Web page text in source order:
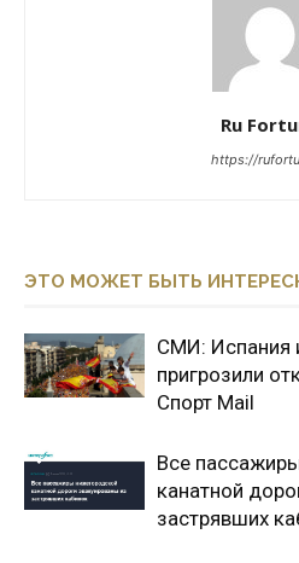
Ru
https://
ЭТО МОЖЕТ БЫТЬ
СМИ: Испания
пригрозили
Спорт Mail
Все
канатной
застрявших